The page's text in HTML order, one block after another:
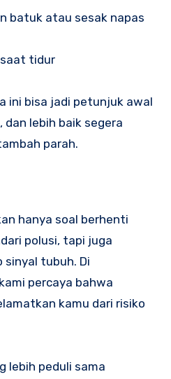
batuk atau sesak napas
saat tidur
ini bisa jadi petunjuk awal
dan lebih baik segera
parah.
hanya soal berhenti
polusi, tapi juga
tubuh. Di
percaya bahwa
kamu dari risiko
lebih peduli sama